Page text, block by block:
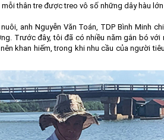
thân tre được treo vô số những dây hàu lớn
anh Nguyễn Văn Toán, TDP Bình Minh
Trước đây, tôi đã có nhiều năm gắn bó với
khan hiếm, trong khi nhu cầu của người